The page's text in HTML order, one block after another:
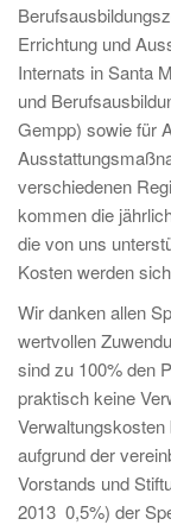
Errichtung und
Internats in Santa
und
Gempp) sowie für
verschiedenen
kommen die
die von uns
Kosten werden
Wir danken allen
wertvollen
sind zu 100% den
praktisch keine
aufgrund der
Vorstands und
2013 0,5%) der